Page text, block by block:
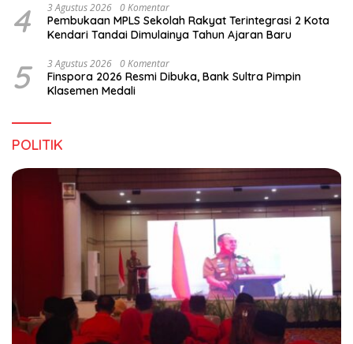
4 3 Agustus 2026 0 Komentar
Pembukaan MPLS Sekolah Rakyat Terintegrasi 2 Kota
Kendari Tandai Dimulainya Tahun Ajaran Baru
5 3 Agustus 2026 0 Komentar
Finspora 2026 Resmi Dibuka, Bank Sultra Pimpin
Klasemen Medali
POLITIK